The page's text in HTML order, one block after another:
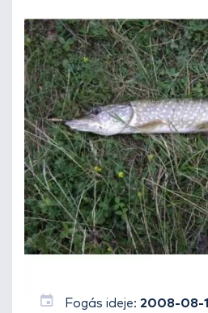
Fogás ideje: 2008-08-